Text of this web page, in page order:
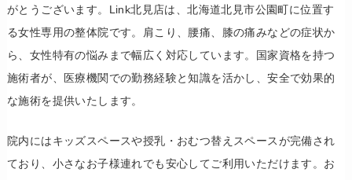
がとうございます。Link北見店は、北海道北見市公園町に位置す
る女性専用の整体院です。肩こり、腰痛、膝の痛みなどの症状か
ら、女性特有の悩みまで幅広く対応しています。国家資格を持つ
施術者が、医療機関での勤務経験と知識を活かし、安全で効果的
な施術を提供いたします。
院内にはキッズスペースや授乳・おむつ替えスペースが完備され
ており、小さなお子様連れでも安心してご利用いただけます。お